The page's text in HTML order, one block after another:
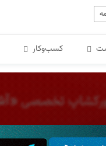
کسب‌و‌کار